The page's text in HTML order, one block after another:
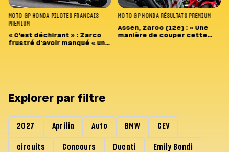
MOTO GP HONDA PILOTES FRANCAIS
PREMIUM
« C'est déchirant » : Zarco
frustré d'avoir manqué « une
MOTO GP HONDA RÉSULTATS PREMIUM
Assen, Zarco (12e) : « Une
manière de couper cette
Explorer par filtre
2027 Aprilia Auto BMW CEV
circuits Concours Ducati Emily Bondi